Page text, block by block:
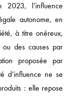
l’influence
autonome, en
à titre onéreux,
ou des causes par
proposée par
d’influence ne se
: elle repose